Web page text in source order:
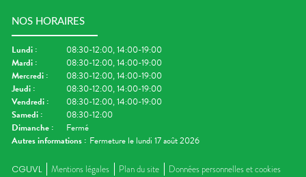
NOS HORAIRES
Lundi :
08:30-12:00, 14:00-19:00
Mardi :
08:30-12:00, 14:00-19:00
Mercredi :
08:30-12:00, 14:00-19:00
Jeudi :
08:30-12:00, 14:00-19:00
Vendredi :
08:30-12:00, 14:00-19:00
Samedi :
08:30-12:00
Dimanche :
Fermé
Autres informations : Fermeture le lundi 17 août 2026
CGUVL Mentions légales Plan du site Données personnelles et cookies